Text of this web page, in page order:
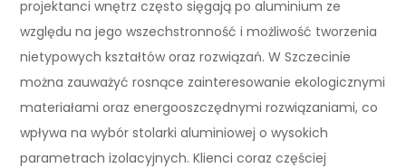
projektanci wnętrz często sięgają po aluminium ze
względu na jego wszechstronność i możliwość tworzenia
nietypowych kształtów oraz rozwiązań. W Szczecinie
można zauważyć rosnące zainteresowanie ekologicznymi
materiałami oraz energooszczędnymi rozwiązaniami, co
wpływa na wybór stolarki aluminiowej o wysokich
parametrach izolacyjnych. Klienci coraz częściej